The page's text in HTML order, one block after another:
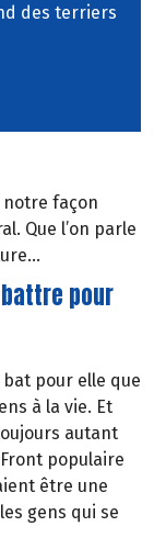
des terriers
façon
Que l’on parle
pour
pour elle que
à la vie. Et
autant
populaire
être une
gens qui se